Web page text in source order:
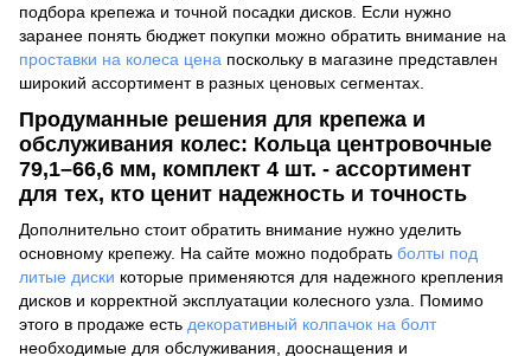
подбора крепежа и точной посадки дисков. Если нужно
заранее понять бюджет покупки можно обратить внимание на
проставки на колеса цена поскольку в магазине представлен
широкий ассортимент в разных ценовых сегментах.
Продуманные решения для крепежа и
обслуживания колес: Кольца центровочные
79,1–66,6 мм, комплект 4 шт. - ассортимент
для тех, кто ценит надежность и точность
Дополнительно стоит обратить внимание нужно уделить
основному крепежу. На сайте можно подобрать болты под
литые диски которые применяются для надежного крепления
дисков и корректной эксплуатации колесного узла. Помимо
этого в продаже есть декоративный колпачок на болт
необходимые для обслуживания, дооснащения и